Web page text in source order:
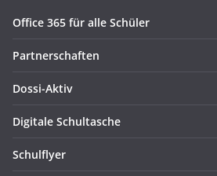
Office 365 für alle Schüler
Partnerschaften
Dossi-Aktiv
Digitale Schultasche
Schulflyer